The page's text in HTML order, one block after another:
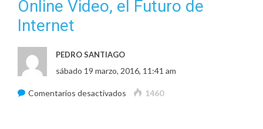
Online Video, el Futuro de
Internet
PEDRO SANTIAGO
sábado 19 marzo, 2016, 11:41 am
Comentarios desactivados en
1460